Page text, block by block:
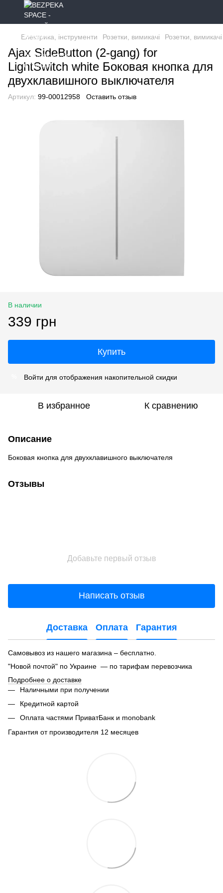
Електрика, інструменти Розетки, вимикачі Розетки,
Ajax SideButton (2-gang) for
LightSwitch white Боковая кнопка для
двухклавишного выключателя
Артикул: 99-00012958 Оставить отзыв
В наличии
339 грн
Купить
Войти для отображения накопительной скидки
В избранное К сравнению
Описание
Боковая кнопка для двухклавишного выключателя
Отзывы
Добавьте первый отзыв
Написать отзыв
Доставка Оплата Гарантия
Самовывоз из нашего магазина – бесплатно.
"Новой почтой" по Украине — по тарифам перевозчика
Подробнее о доставке
Наличными при получении
Кредитной картой
Оплата частями ПриватБанк и monobank
Гарантия от производителя 12 месяцев